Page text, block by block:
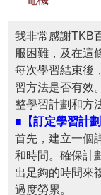
我非常感謝TKB
服困難，及在這
每次學習結束後
習方法是否有效
整學習計劃和方
■【訂定學習計劃
首先，建立一個
和時間。確保計
出足夠的時間來
過度勞累。